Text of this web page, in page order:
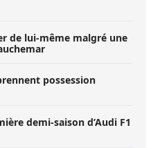
de lui-même malgré une
possession
demi-saison d’Audi F1